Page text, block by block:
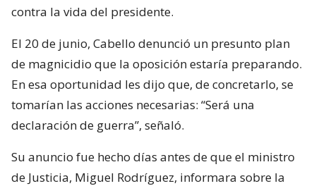
contra la vida del presidente.
El 20 de junio, Cabello denunció un presunto plan
de magnicidio que la oposición estaría preparando.
En esa oportunidad les dijo que, de concretarlo, se
tomarían las acciones necesarias: “Será una
declaración de guerra”, señaló.
Su anuncio fue hecho días antes de que el ministro
de Justicia, Miguel Rodríguez, informara sobre la